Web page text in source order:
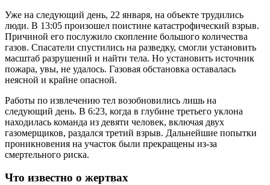
Уже на следующий день, 22 января, на объекте трудились
люди. В 13:05 произошел поистине катастрофический взрыв.
Причиной его послужило скопление большого количества
газов. Спасатели спустились на разведку, смогли установить
масштаб разрушений и найти тела. Но установить источник
пожара, увы, не удалось. Газовая обстановка оставалась
неясной и крайне опасной.
Работы по извлечению тел возобновились лишь на
следующий день. В 6:23, когда в глубине третьего уклона
находилась команда из девяти человек, включая двух
газомерщиков, раздался третий взрыв. Дальнейшие попытки
проникновения на участок были прекращены из-за
смертельного риска.
Что известно о жертвах